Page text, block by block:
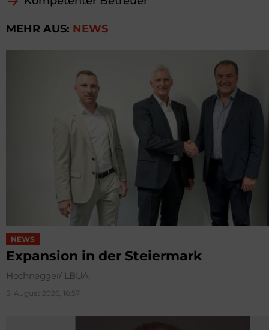
MEHR AUS: NEWS
NEWS
Expansion in der Steiermark
Hochnegger/ LBUA
5. August 2026, 16:57